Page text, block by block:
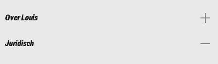
Over Louis
Juridisch